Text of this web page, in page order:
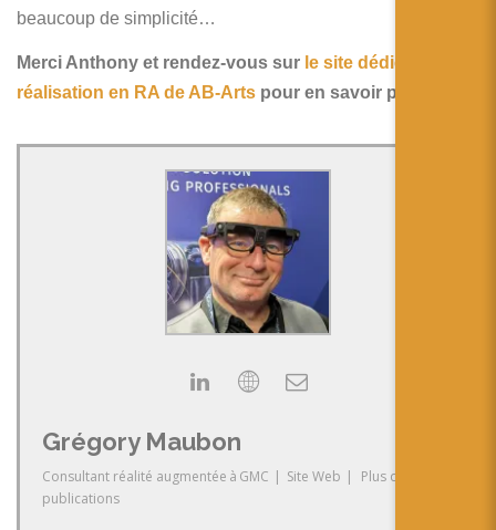
beaucoup de simplicité…
Merci Anthony et rendez-vous sur le site dédié aux
réalisation en RA de AB-Arts pour en savoir plus !
Grégory Maubon
Consultant réalité augmentée à GMC | Site Web |
Plus de
publications